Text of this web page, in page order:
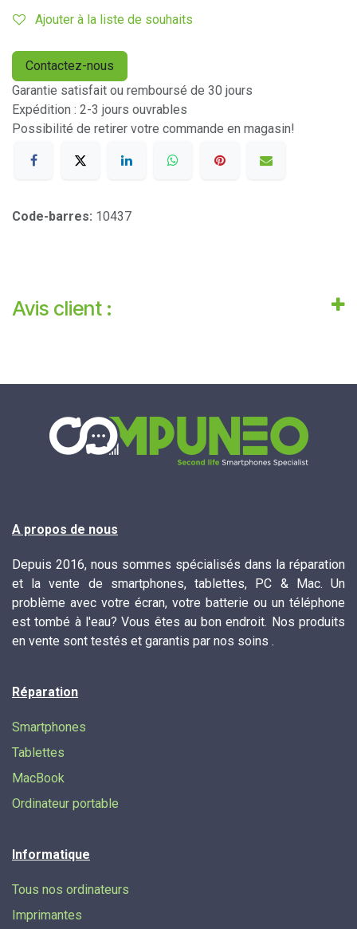
Ajouter à la liste de souhaits
Contactez-nous
Garantie satisfait ou remboursé de 30 jours
Expédition : 2-3 jours ouvrables
Possibilité de retirer votre commande en magasin!
Code-barres: 10437
Avis client :
A propos de nous
Depuis 2016, nous sommes spécialisés dans la réparation
et la vente de smartphones, tablettes, PC & Mac. Un
problème avec votre écran, votre batterie ou un téléphone
est tombé à l'eau? Vous êtes au bon endroit. Nos produits
en vente sont testés et garantis par nos soins .
Réparation
Smartphones
Tablettes
MacBook
Ordinateur portable
Informatique
Tous nos ordinateurs
Imprimantes